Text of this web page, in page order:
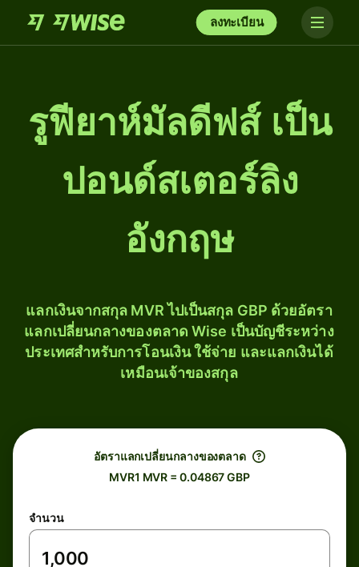
ลงทะเบียน
รูฟียาห์มัลดีฟส์ เป็น
ปอนด์สเตอร์ลิง
อังกฤษ
แลกเงินจากสกุล MVR ไปเป็นสกุล GBP ด้วยอัตรา
แลกเปลี่ยนกลางของตลาด Wise เป็นบัญชีระหว่าง
ประเทศสำหรับการโอนเงิน ใช้จ่าย และแลกเงินได้
เหมือนเจ้าของสกุล
อัตราแลกเปลี่ยนกลางของตลาด
MVR1 MVR = 0.04867 GBP
จำนวน